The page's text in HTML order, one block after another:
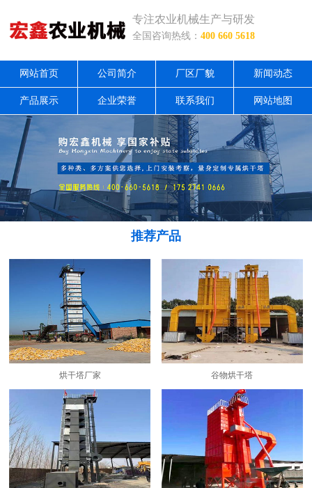
专注农业机械生产与研发
全国咨询热线：400 660 5618
网站首页 公司简介 厂区厂貌 新闻动态
产品展示 企业荣誉 联系我们 网站地图
推荐产品
烘干塔厂家 谷物烘干塔